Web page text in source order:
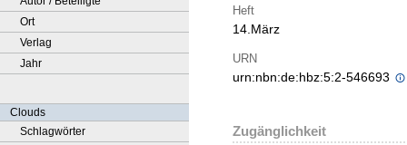
Ort
Verlag
Jahr
Clouds
Schlagwörter
Heft
14.März
URN
urn:nbn:de:hbz:5:2-546693
Zugänglichkeit